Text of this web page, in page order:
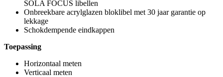
SOLA FOCUS libellen
Onbreekbare acrylglazen bloklibel met 30 jaar garantie op
lekkage
Schokdempende eindkappen
Toepassing
Horizontaal meten
Verticaal meten